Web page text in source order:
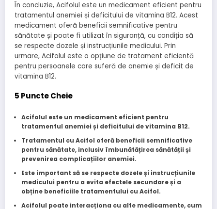
În concluzie, Acifolul este un medicament eficient pentru
tratamentul anemiei și deficitului de vitamina B12. Acest
medicament oferă beneficii semnificative pentru
sănătate și poate fi utilizat în siguranță, cu condiția să
se respecte dozele și instrucțiunile medicului. Prin
urmare, Acifolul este o opțiune de tratament eficientă
pentru persoanele care suferă de anemie și deficit de
vitamina B12.
5 Puncte Cheie
Acifolul este un medicament eficient pentru
tratamentul anemiei și deficitului de vitamina B12.
Tratamentul cu Acifol oferă beneficii semnificative
pentru sănătate, inclusiv îmbunătățirea sănătății și
prevenirea complicațiilor anemiei.
Este important să se respecte dozele și instrucțiunile
medicului pentru a evita efectele secundare și a
obține beneficiile tratamentului cu Acifol.
Acifolul poate interacționa cu alte medicamente, cum